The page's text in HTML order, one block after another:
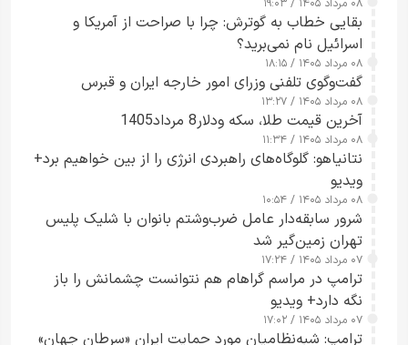
۰۸ مرداد ۱۴۰۵ / ۱۹:۰۳
بقایی خطاب به گوترش: چرا با صراحت از آمریکا و
اسرائیل نام نمی‌برید؟
۰۸ مرداد ۱۴۰۵ / ۱۸:۱۵
گفت‌وگوی تلفنی وزرای امور خارجه ایران و قبرس
۰۸ مرداد ۱۴۰۵ / ۱۳:۲۷
آخرین قیمت طلا، سکه ودلار8 مرداد1405
۰۸ مرداد ۱۴۰۵ / ۱۱:۳۴
نتانیاهو: گلوگاه‌های راهبردی انرژی را از بین خواهیم برد+
ویدیو
۰۸ مرداد ۱۴۰۵ / ۱۰:۵۴
شرور سابقه‌دار عامل ضرب‌وشتم بانوان با شلیک پلیس
تهران زمین‌گیر شد
۰۷ مرداد ۱۴۰۵ / ۱۷:۲۴
ترامپ در مراسم گراهام هم نتوانست چشمانش را باز
نگه دارد+ ویدیو
۰۷ مرداد ۱۴۰۵ / ۱۷:۰۲
ترامپ: شبه‌نظامیان مورد حمایت ایران «سرطان جهان»